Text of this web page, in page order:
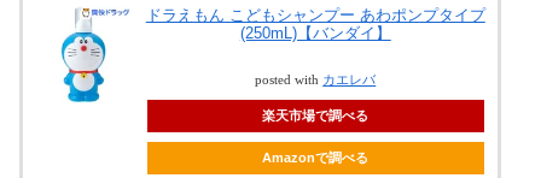
ドラえもん こどもシャンプー あわポンプタイプ
(250mL)【バンダイ】
posted with カエレバ
楽天市場で調べる
Amazonで調べる